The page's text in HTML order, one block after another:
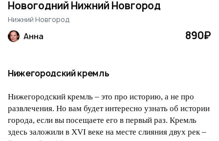
Новогодний Нижний Новгород
Нижний Новгород
Анна 890₽
Нижегородский кремль
Нижегородский кремль – это про историю, а не про
развлечения. Но вам будет интересно узнать об истории
города, если вы посещаете его в первый раз. Кремль
здесь заложили в XVI веке на месте слияния двух рек –